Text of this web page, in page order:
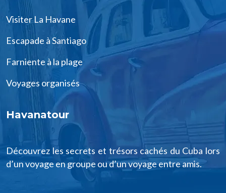
Visiter La Havane
Escapade à Santiago
Farniente à la plage
Voyages organisés
Havanatour
Découvrez les secrets et trésors cachés du Cuba lors
d’un voyage en groupe ou d’un voyage entre amis.